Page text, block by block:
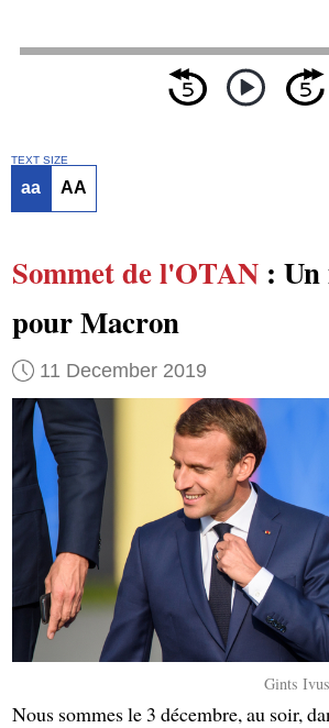
TEXT SIZE
aa AA
Sommet de l'OTAN: Un
pour Macron
11 December 2019
Gints
Nous sommes le 3 décembre, au soir,